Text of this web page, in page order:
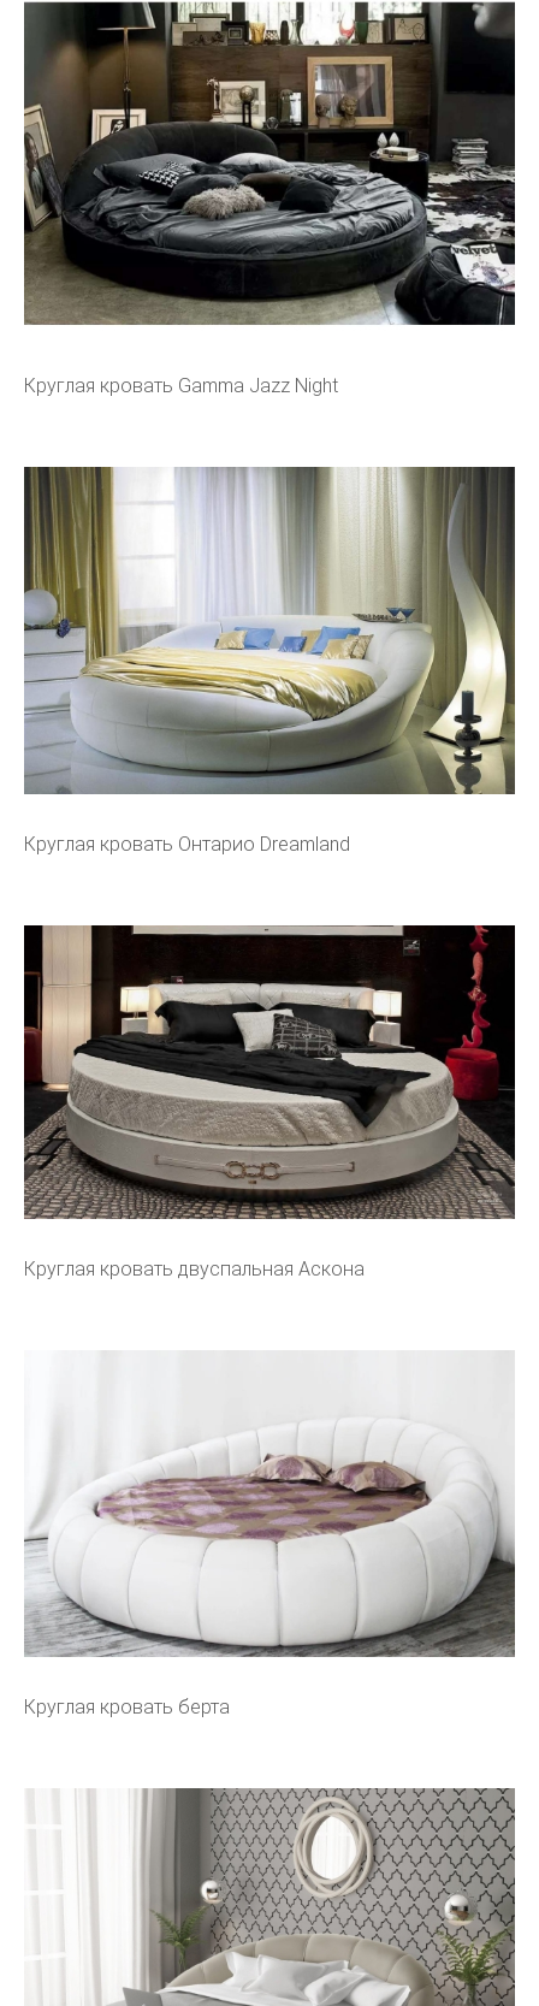
Круглая кровать Gamma Jazz Night
Круглая кровать Онтарио Dreamland
Круглая кровать двуспальная Аскона
Круглая кровать берта